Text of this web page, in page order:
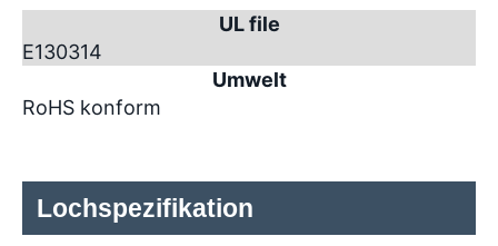
UL file
E130314
Umwelt
RoHS konform
Lochspezifikation